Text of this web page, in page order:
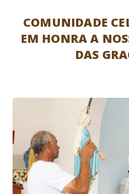
COMUNIDADE
EM HONRA A
DAS